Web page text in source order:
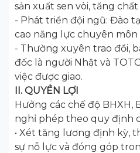
sản xuất sen vòi, tăng
- Phát triển đội ngũ: Đào
cao năng lực chuyên môn
- Thường xuyên trao đổi,
đốc là người Nhật và
việc được giao.
II. QUYỀN LỢI
Hưởng các chế độ BHXH,
nghỉ phép theo quy định
• Xét tăng lương định kỳ,
sự nỗ lực và đóng góp